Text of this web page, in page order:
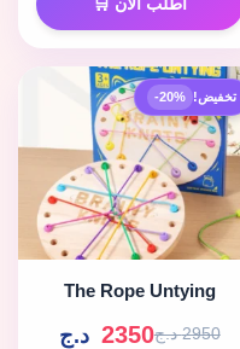
تخفيض! -20%
The Rope Untying
2950 د.ج 2350 د.ج